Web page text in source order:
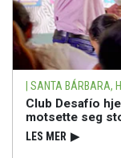
| SANTA BÁRBARA,
Club Desafío
motsette seg
LES MER ▶